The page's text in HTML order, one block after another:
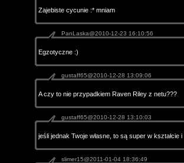
Zajebiste cycunie :* mniam
PanLaska@2010-12-23 16:10:56
Egzotyczne :)
gustaff65@2010-12-28 13:09:06
A czy to nie przypadkiem Raven Riley z netu???
gustaff65@2010-12-28 13:10:03
jeśli jednak Twoje własne, to są super w kształcie
slimer15@2011-01-04 18:36:49